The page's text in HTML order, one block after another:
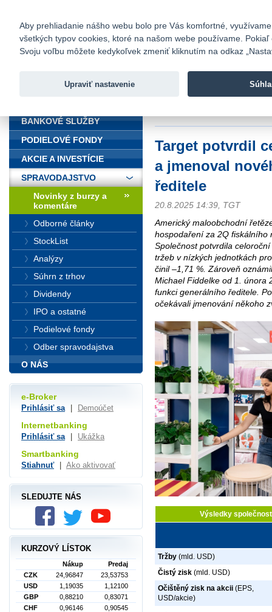
Fio banka
Fio banka
Target potvrdil
a jmenoval
ředitele
20.8.2025 14:39, TGT
Americký maloobchodní
hospodaření za 2Q fiskálního
Společnost potvrdila
tržeb v nízkých jednotkách
činil –1,71 %. Zároveň
Michael Fiddelke od 1. února
funkci generálního ředitele.
očekávali jmenování někoho
Výsledky
Tržby (mld. USD)
Čistý zisk (mld. USD)
Očištěný zisk na akcii (EPS,
USD/akcie)
BANKOVÉ SLUŽBY
PODIELOVÉ FONDY
AKCIE A INVESTÍCIE
SPRAVODAJSTVO
Novinky z burzy a
komentáre
Odborné články
StockList
Analýzy
Súhrn z trhov
Dividendy
IPO a ostatné
Podielové fondy
Odber spravodajstva
O NÁS
e-Broker
Prihlásiť sa Demoúčet
Internetbanking
Prihlásiť sa Ukážka
Smartbanking
Stiahnuť Ako aktivovať
SLEDUJTE NÁS
KURZOVÝ LÍSTOK
Nákup
Predaj
CZK
24,96847
23,53753
USD
1,19035
1,12100
GBP
0,88210
0,83071
CHF
0,96146
0,90545
Aby prehliadanie nášho webu bolo pre Vás komfortné,
všetkých typov cookies, ktoré na našom webe používame.
Svoju voľbu môžete kedykoľvek zmeniť kliknutím na odkaz
Upraviť nastavenie